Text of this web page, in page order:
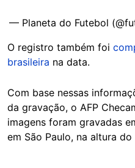
— Planeta do Futebol
O registro também foi
brasileira na data.
Com base nessas
da gravação, o AFP
imagens foram gravadas
em São Paulo, na altura do